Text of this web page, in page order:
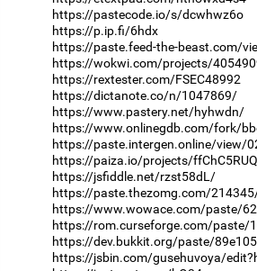
https://pastecode.io/s/dcwhwz6o
https://p.ip.fi/6hdx
https://paste.feed-the-beast.com/
https://wokwi.com/projects/
https://rextester.com/FSEC48992
https://dictanote.co/n/1047869/
https://www.pastery.net/hyhwdn/
https://www.onlinegdb.com/fork/
https://paste.intergen.online/view/
https://paiza.io/projects/
https://jsfiddle.net/rzst58dL/
https://paste.thezomg.com/
https://www.wowace.com/paste/
https://rom.curseforge.com/paste/
https://dev.bukkit.org/paste/
https://jsbin.com/gusehuvoya/